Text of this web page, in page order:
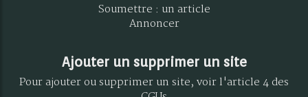
Soumettre : un article
Annoncer
Ajouter un supprimer un site
Pour ajouter ou supprimer un site, voir l'article 4 des